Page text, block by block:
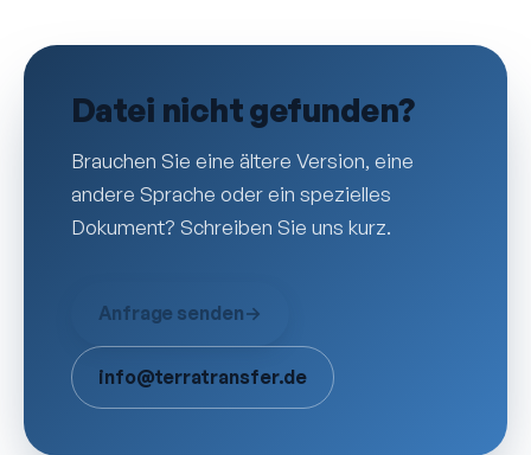
Datei nicht gefunden?
Brauchen Sie eine ältere Version, eine
andere Sprache oder ein spezielles
Dokument? Schreiben Sie uns kurz.
Anfrage senden→
info@terratransfer.de